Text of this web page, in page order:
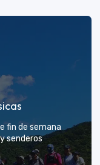
fin de semana
senderos